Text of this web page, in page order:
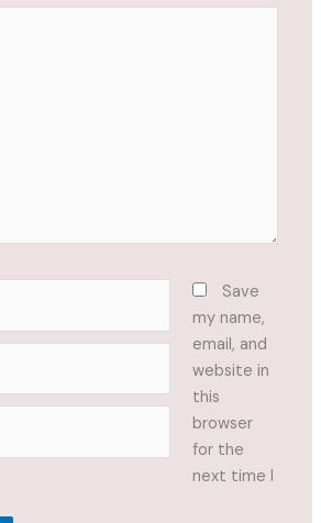
Save
my name,
email, and
website in
this
browser
for the
next time I